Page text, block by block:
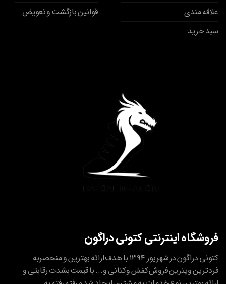
علاقه مندی
سبد خرید
قوانین بازگشت و تعویض
فروشگاه اینترنتی کتونی دراگون
کتونی دراگون در شهریور ۱۳۹۴ با هدف ارائه بهترین و منحصربه
فردترین ویترین فروش کفش وکتانی و... با قیمت بشدت رقابتی و